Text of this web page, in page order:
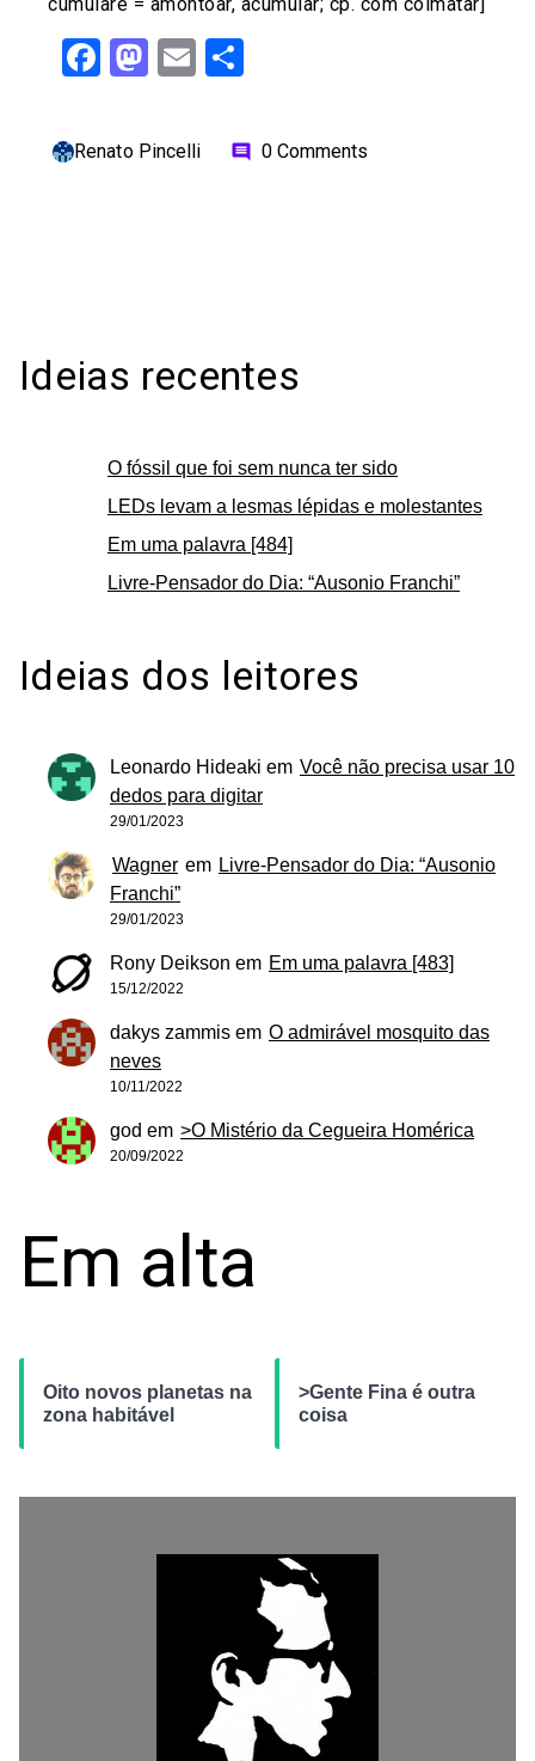
Facebook
Mastodon
Email
Renato Pincelli comment 0 Comments
Ideias recentes
O fóssil que foi sem nunca ter sido
LEDs levam a lesmas lépidas e molestantes
Em uma palavra [484]
Livre-Pensador do Dia: “Ausonio Franchi”
Ideias dos leitores
Leonardo Hideaki em Você não precisa usar 10
dedos para digitar
29/01/2023
Wagner em Livre-Pensador do Dia: “Ausonio
Franchi”
29/01/2023
Rony Deikson em Em uma palavra [483]
15/12/2022
dakys zammis em O admirável mosquito das
neves
10/11/2022
god em >O Mistério da Cegueira Homérica
20/09/2022
Em alta
Oito novos planetas na
zona habitável
>Gente Fina é outra
coisa